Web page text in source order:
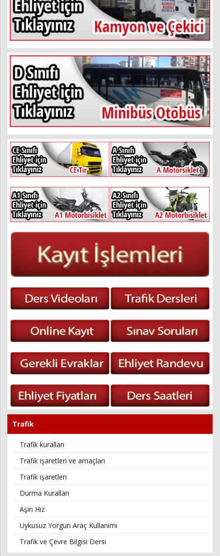
Trafik
Trafik kuralları
Trafik işaretleri ve amaçları
Trafik işaretleri
Durma Kuralları
Aşırı Hız
Uykusuz Yorgun Araç Kullanımı
Trafik ve Çevre Bilgisi Dersi